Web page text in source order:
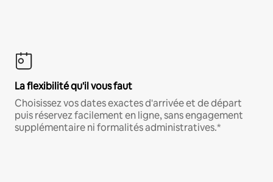
La flexibilité qu'il vous faut
Choisissez vos dates exactes d'arrivée et de départ
puis réservez facilement en ligne, sans engagement
supplémentaire ni formalités administratives.*